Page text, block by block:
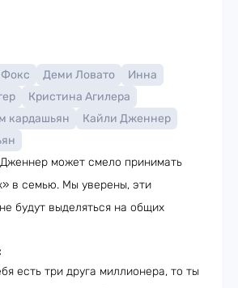
Деми Ловато
Инна
Кристина Агилера
кардашьян
Кайли Дженнер
может смело принимать
в семью. Мы уверены, эти
будут выделяться на общих
есть три друга миллионера, то ты